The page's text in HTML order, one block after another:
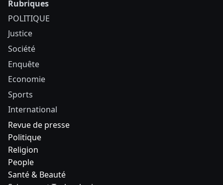
Rubriques
POLITIQUE
Justice
Société
Enquête
Economie
Sports
International
Revue de presse
Politique
Religion
People
Santé & Beauté